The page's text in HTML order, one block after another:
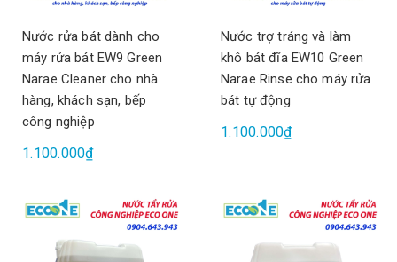
Nước rửa bát dành cho
máy rửa bát EW9 Green
Narae Cleaner cho nhà
hàng, khách sạn, bếp
công nghiệp
1.100.000₫
Nước trợ tráng và làm
khô bát đĩa EW10 Green
Narae Rinse cho máy rửa
bát tự động
1.100.000₫